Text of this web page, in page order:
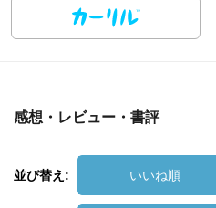
感想・レビュー・書評
並び替え: いいね順